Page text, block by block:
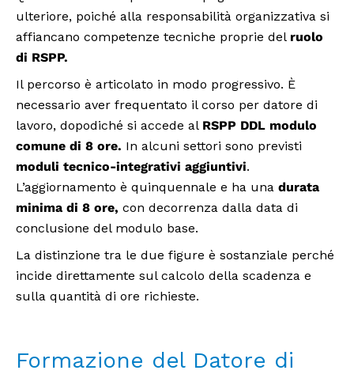
ulteriore, poiché alla responsabilità organizzativa si
affiancano competenze tecniche proprie del ruolo
di RSPP.
Il percorso è articolato in modo progressivo. È
necessario aver frequentato il corso per datore di
lavoro, dopodiché si accede al RSPP DDL modulo
comune di 8 ore. In alcuni settori sono previsti
moduli tecnico-integrativi aggiuntivi.
L’aggiornamento è quinquennale e ha una durata
minima di 8 ore, con decorrenza dalla data di
conclusione del modulo base.
La distinzione tra le due figure è sostanziale perché
incide direttamente sul calcolo della scadenza e
sulla quantità di ore richieste.
Formazione del Datore di